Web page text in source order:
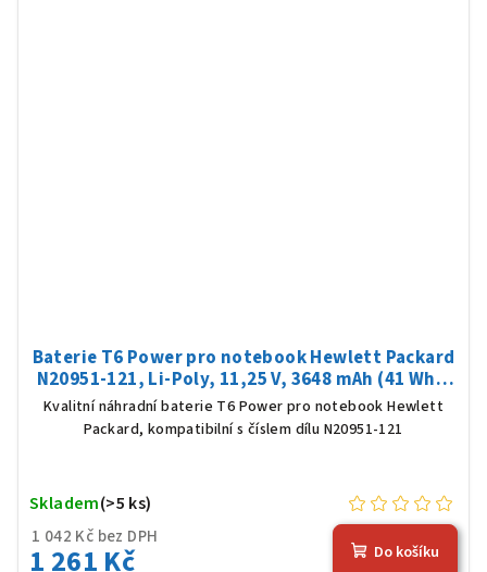
Baterie T6 Power pro notebook Hewlett Packard
N20951-121, Li-Poly, 11,25 V, 3648 mAh (41 Wh),
černá
Kvalitní náhradní baterie T6 Power pro notebook Hewlett
Packard, kompatibilní s číslem dílu N20951-121
1 042 Kč bez DPH
1 261 Kč
Skladem(>5 ks)
Do košíku